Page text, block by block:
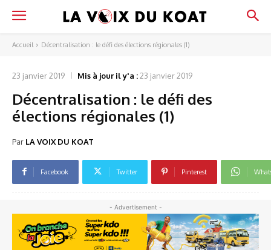
Accueil Décentralisation : le défi des élections régionales (1)
23 janvier 2019 Mis à jour il y'a :23 janvier 2019
Décentralisation : le défi des
élections régionales (1)
Par LA VOIX DU KOAT
Facebook Twitter Pinterest
- Advertisement -